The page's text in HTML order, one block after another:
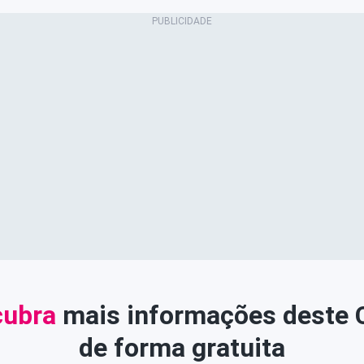
mais informações deste
de forma gratuita